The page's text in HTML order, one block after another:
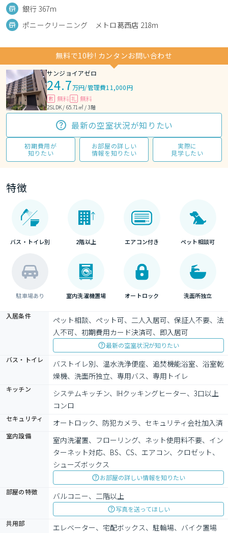
銀行 367m
ポニークリーニング メトロ葛西店 218m
無料で10秒! カンタンお問い合わせ
サンジョイアゼロ
24.7万円/管理費11,000円
敷 無料 礼 無料
2SLDK / 65.71㎡ / 3階
最新の空室状況が知りたい
初期費用が
知りたい
お部屋の詳しい
情報を知りたい
実際に
見学したい
特徴
バス・トイレ別 2階以上 エアコン付き ペット相談可
駐車場あり 室内洗濯機置場 オートロック 洗面所独立
入居条件
ペット相談、ペット可、二人入居可、保証人不要、法
人不可、初期費用カード決済可、即入居可
最新の空室状況が知りたい
バス・トイレ
バストイレ別、温水洗浄便座、追焚機能浴室、浴室乾
燥機、洗面所独立、専用バス、専用トイレ
キッチン
システムキッチン、IHクッキングヒーター、3口以上
コンロ
セキュリティ オートロック、防犯カメラ、セキュリティ会社加入済
室内設備
室内洗濯置、フローリング、ネット使用料不要、イン
ターネット対応、BS、CS、エアコン、クロゼット、
シューズボックス
お部屋の詳しい情報を知りたい
部屋の特徴
バルコニー、二階以上
写真を送ってほしい
共用部
エレベーター、宅配ボックス、駐輪場、バイク置場